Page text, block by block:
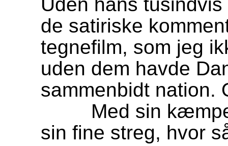
de satiriske
tegnefilm, som jeg
uden dem havde
sammenbidt nation.
Med sin kæmpe
sin fine streg, hvor